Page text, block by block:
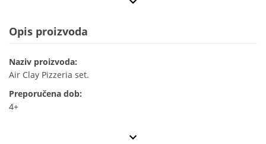
Opis proizvoda
Naziv proizvoda:
Air Clay Pizzeria set.
Preporučena dob:
4+